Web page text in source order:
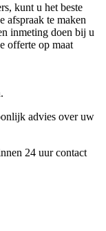
kunt u het beste
afspraak te maken
inmeting doen bij u
offerte op maat
advies over uw
24 uur contact